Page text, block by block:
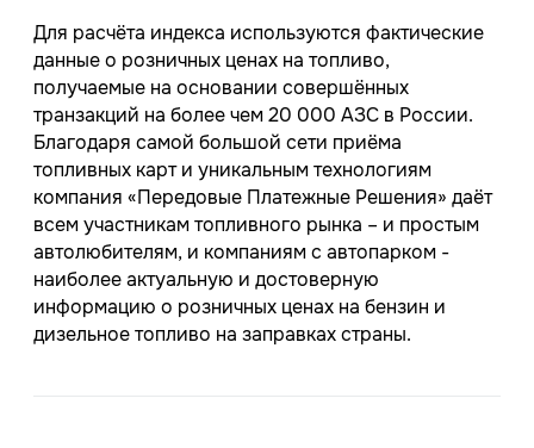
Для расчёта индекса используются фактические
данные о розничных ценах на топливо,
получаемые на основании совершённых
транзакций на более чем 20 000 АЗС в России.
Благодаря самой большой сети приёма
топливных карт и уникальным технологиям
компания «Передовые Платежные Решения» даёт
всем участникам топливного рынка – и простым
автолюбителям, и компаниям с автопарком -
наиболее актуальную и достоверную
информацию о розничных ценах на бензин и
дизельное топливо на заправках страны.